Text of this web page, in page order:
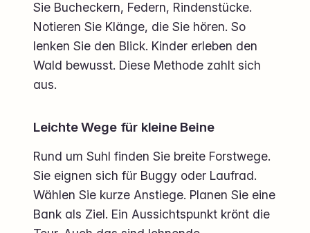
Sie Bucheckern, Federn, Rindenstücke.
Notieren Sie Klänge, die Sie hören. So
lenken Sie den Blick. Kinder erleben den
Wald bewusst. Diese Methode zahlt sich
aus.
Leichte Wege für kleine Beine
Rund um Suhl finden Sie breite Forstwege.
Sie eignen sich für Buggy oder Laufrad.
Wählen Sie kurze Anstiege. Planen Sie eine
Bank als Ziel. Ein Aussichtspunkt krönt die